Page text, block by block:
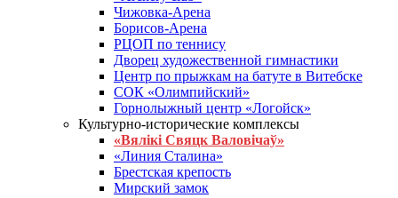
Чижовка-Арена
Борисов-Арена
РЦОП по теннису
Дворец художественной гимнастики
Центр по прыжкам на батуте в Витебске
СОК «Олимпийский»
Горнолыжный центр «Логойск»
Культурно-исторические комплексы
«Вялікі Свяцк Валовічаў»
«Линия Сталина»
Брестская крепость
Мирский замок